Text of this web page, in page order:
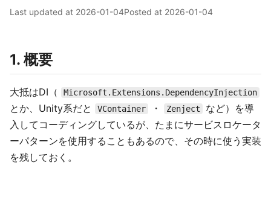
Last updated at 2026-01-04Posted at 2026-01-04
1. 概要
大抵はDI（ Microsoft.Extensions.DependencyInjection
とか、Unity系だと VContainer ・ Zenject
など）を導
入してコーディングしているが、たまにサービスロケータ
ーパターンを使用することもあるので、その時に使う実装
を残しておく。